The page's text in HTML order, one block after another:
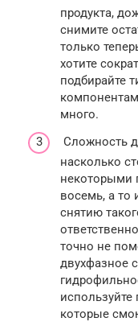
продукта,
снимите
только
хотите
подбирайте
много.
Сложность
насколько
некоторыми
восемь, а то
снятию
точно не
двухфазное
которые